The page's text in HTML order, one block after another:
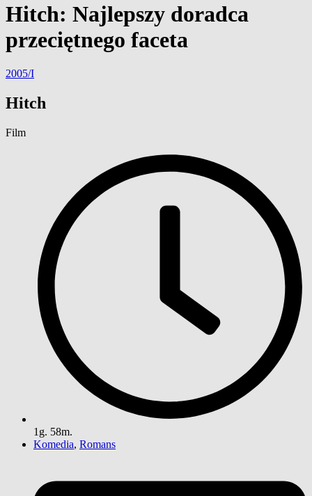
Hitch: Najlepszy doradca
przeciętnego faceta
2005/I
Hitch
Film
1g. 58m.
Komedia, Romans